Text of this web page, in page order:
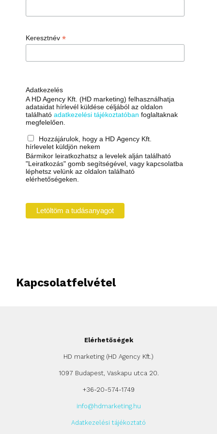
Keresztnév *
Adatkezelés
A HD Agency Kft. (HD marketing) felhasználhatja
adataidat hírlevél küldése céljából az oldalon
található adatkezelési tájékoztatóban foglaltaknak
megfelelően.
Hozzájárulok, hogy a HD Agency Kft.
hírlevelet küldjön nekem
Bármikor leiratkozhatsz a levelek alján található
"Leiratkozás" gomb segítségével, vagy kapcsolatba
léphetsz velünk az oldalon található
elérhetőségeken.
Kapcsolatfelvétel
Elérhetőségek
HD marketing (HD Agency Kft.)
1097 Budapest, Vaskapu utca 20.
+36-20-574-1749
info@hdmarketing.hu
Adatkezelési tájékoztató